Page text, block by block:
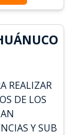
REALIZAR
DE LOS
Y SUB